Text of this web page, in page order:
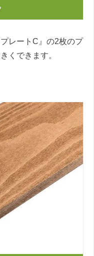
レートC』の2枚のプ
くできます。